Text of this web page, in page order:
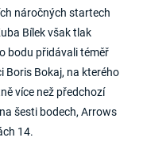
náročných startech
Bílek však tlak
bodu přidávali téměř
Boris Bokaj, na kterého
více než předchozí
šesti bodech, Arrows
14.